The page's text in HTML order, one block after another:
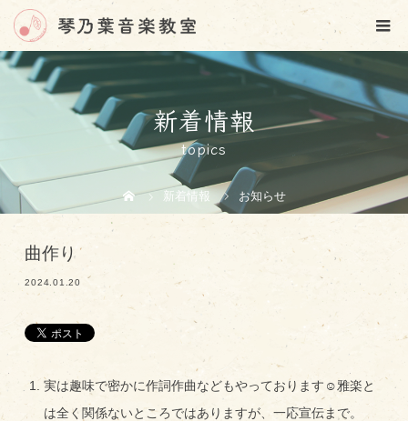
新着情報
topics
新着情報 お知らせ
曲作り
2024.01.20
実は趣味で密かに作詞作曲などもやっております☺️雅楽と
は全く関係ないところではありますが、一応宣伝まで。